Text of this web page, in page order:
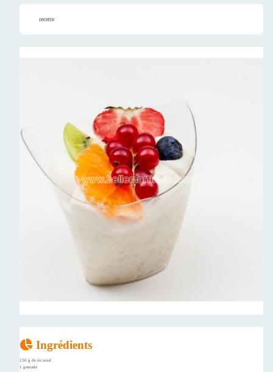
recette
Ingrédients
150 g de riz rond
1 grenade